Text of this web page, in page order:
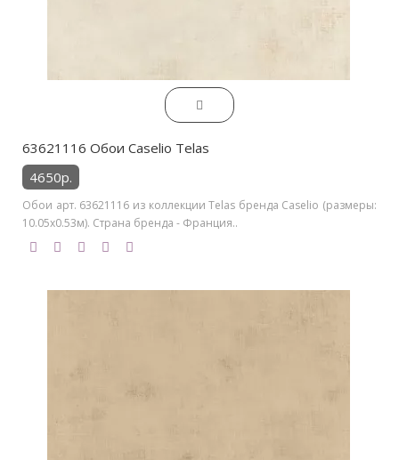
63621116 Обои Caselio Telas
4650р.
Обои арт. 63621116 из коллекции Telas бренда Caselio (размеры:
10.05х0.53м). Страна бренда - Франция..